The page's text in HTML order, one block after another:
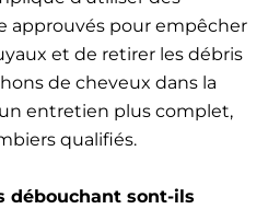
approuvés pour empêcher
et de retirer les débris
de cheveux dans la
entretien plus complet,
qualifiés.
débouchant sont-ils